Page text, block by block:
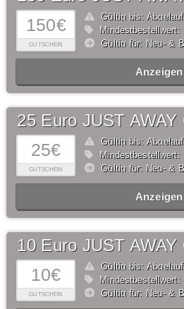
150€
GUTSCHEIN
Gültig bis:
Mindestbestellwert:
Gültig für: Neu- &
Anzeigen
25€
GUTSCHEIN
25 Euro JUST AWAY
Gültig bis:
Mindestbestellwert:
Gültig für: Neu- &
Anzeigen
10€
GUTSCHEIN
10 Euro JUST AWAY
Gültig bis:
Mindestbestellwert:
Gültig für: Neu- &